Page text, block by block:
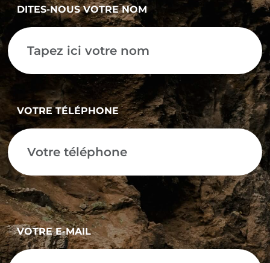
DITES-NOUS VOTRE NOM
VOTRE TÉLÉPHONE
VOTRE E-MAIL